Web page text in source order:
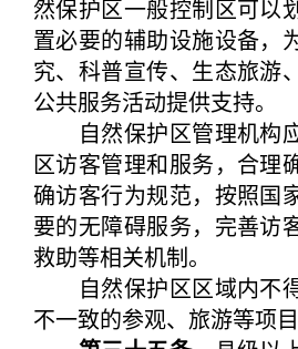
然保护区一般控制区可以
置必要的辅助设施设备，
究、科普宣传、生态旅游
公共服务活动提供支持。
自然保护区管理机构
区访客管理和服务，合理
确访客行为规范，按照国
要的无障碍服务，完善访
救助等相关机制。
自然保护区区域内不
不一致的参观、旅游等项目